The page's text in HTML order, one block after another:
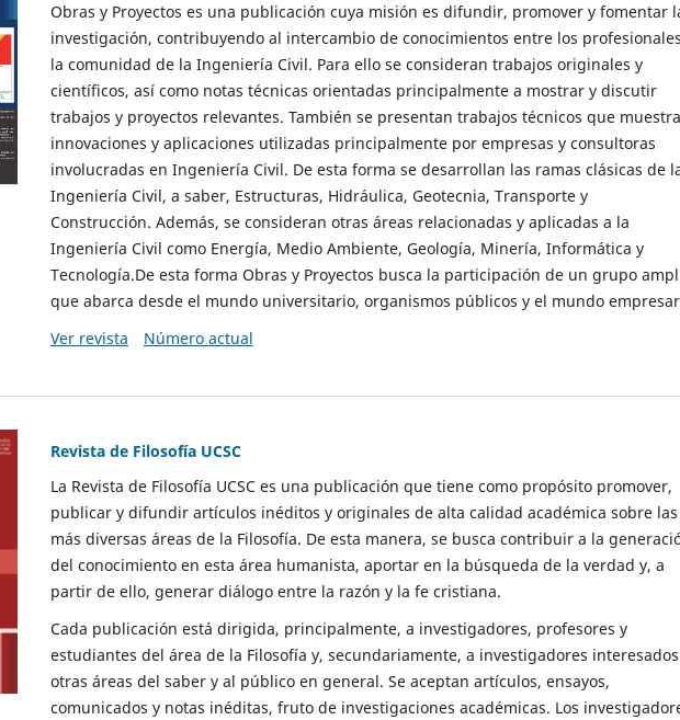
Obras y Proyectos es una publicación cuya misión es difundir, promover y fomentar
investigación, contribuyendo al intercambio de conocimientos entre los
la comunidad de la Ingeniería Civil. Para ello se consideran trabajos originales y
científicos, así como notas técnicas orientadas principalmente a mostrar y discutir
trabajos y proyectos relevantes. También se presentan trabajos técnicos que
innovaciones y aplicaciones utilizadas principalmente por empresas y consultoras
involucradas en Ingeniería Civil. De esta forma se desarrollan las ramas clásicas de
Ingeniería Civil, a saber, Estructuras, Hidráulica, Geotecnia, Transporte y
Construcción. Además, se consideran otras áreas relacionadas y aplicadas a la
Ingeniería Civil como Energía, Medio Ambiente, Geología, Minería, Informática y
Tecnología.De esta forma Obras y Proyectos busca la participación de un grupo
que abarca desde el mundo universitario, organismos públicos y el mundo
Ver revista
Número actual
Revista de Filosofía UCSC
La Revista de Filosofía UCSC es una publicación que tiene como propósito promover,
publicar y difundir artículos inéditos y originales de alta calidad académica sobre las
más diversas áreas de la Filosofía. De esta manera, se busca contribuir a la
del conocimiento en esta área humanista, aportar en la búsqueda de la verdad y, a
partir de ello, generar diálogo entre la razón y la fe cristiana.
Cada publicación está dirigida, principalmente, a investigadores, profesores y
estudiantes del área de la Filosofía y, secundariamente, a investigadores
otras áreas del saber y al público en general. Se aceptan artículos, ensayos,
comunicados y notas inéditas, fruto de investigaciones académicas. Los